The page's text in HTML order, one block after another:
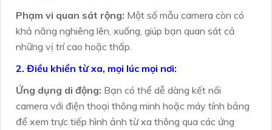
Phạm vi quan sát rộng: Một số mẫu camera còn có
khả năng nghiêng lên, xuống, giúp bạn quan sát cả
những vị trí cao hoặc thấp.
2. Điều khiển từ xa, mọi lúc mọi nơi:
Ứng dụng di động: Bạn có thể dễ dàng kết nối
camera với điện thoại thông minh hoặc máy tính bảng
để xem trực tiếp hình ảnh từ xa thông qua các ứng